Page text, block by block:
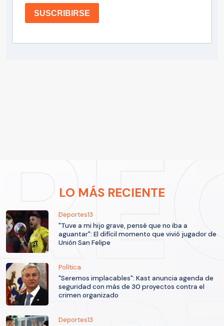
SUSCRIBIRSE
LO MÁS RECIENTE
Deportes13
"Tuve a mi hijo grave, pensé que no iba a
aguantar": El difícil momento que vivió jugador de
Unión San Felipe
Política
"Seremos implacables": Kast anuncia agenda de
seguridad con más de 30 proyectos contra el
crimen organizado
Deportes13